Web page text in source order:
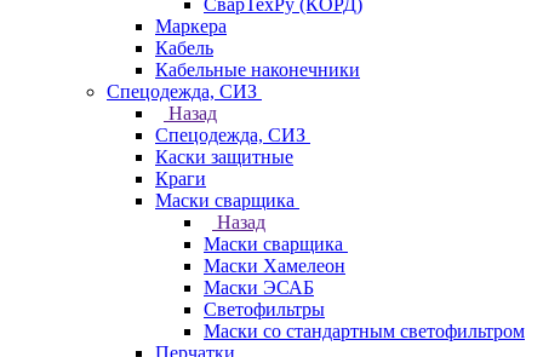
СварТехРу (КОРД)
Маркера
Кабель
Кабельные наконечники
Спецодежда, СИЗ
Назад
Спецодежда, СИЗ
Каски защитные
Краги
Маски сварщика
Назад
Маски сварщика
Маски Хамелеон
Маски ЭСАБ
Светофильтры
Маски со стандартным светофильтром
Перчатки